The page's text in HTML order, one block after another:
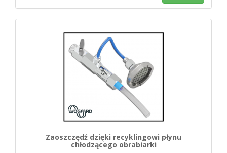
Zaoszczędź dzięki recyklingowi płynu
chłodzącego obrabiarki